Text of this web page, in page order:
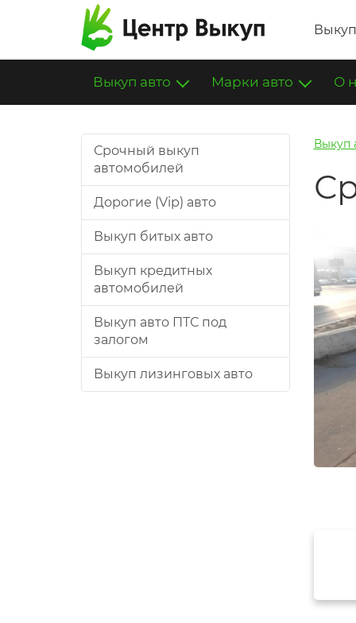
Выкуп авто Марки авто О
Срочный выкуп
автомобилей
Дорогие (Vip) авто
Выкуп битых авто
Выкуп кредитных
автомобилей
Выкуп авто ПТС под
залогом
Выкуп лизинговых авто
Выкуп